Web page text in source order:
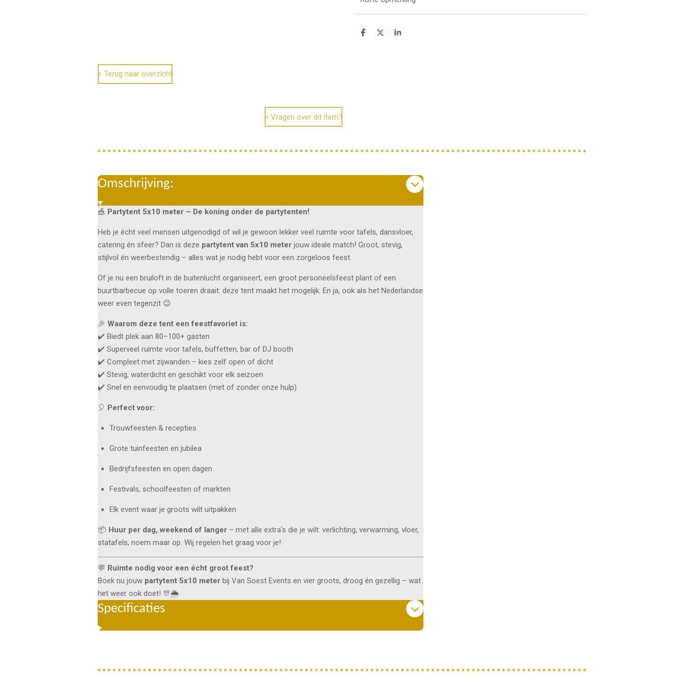
D
D
S
< Terug naar overzicht
> Vragen over dit item?
Omschrijving:
🎪 Partytent 5x10 meter – De koning onder de partytenten!
Heb je écht veel mensen uitgenodigd of wil je gewoon lekker veel ruimte voor tafels, dansvloer,
catering én sfeer? Dan is deze partytent van 5x10 meter jouw ideale match! Groot, stevig,
stijlvol én weerbestendig – alles wat je nodig hebt voor een zorgeloos feest.
Of je nu een bruiloft in de buitenlucht organiseert, een groot personeelsfeest plant of een
buurtbarbecue op volle toeren draait: deze tent maakt het mogelijk. En ja, ook als het Nederlandse
weer even tegenzit 😉
🎉 Waarom deze tent een feestfavoriet is:
✔️ Biedt plek aan 80–100+ gasten
✔️ Superveel ruimte voor tafels, buffetten, bar of DJ booth
✔️ Compleet met zijwanden – kies zelf open of dicht
✔️ Stevig, waterdicht en geschikt voor elk seizoen
✔️ Snel en eenvoudig te plaatsen (met of zonder onze hulp)
🎈 Perfect voor:
Trouwfeesten & recepties
Grote tuinfeesten en jubilea
Bedrijfsfeesten en open dagen
Festivals, schoolfeesten of markten
Elk event waar je groots wilt uitpakken
📦 Huur per dag, weekend of langer – met alle extra's die je wilt: verlichting, verwarming, vloer,
statafels, noem maar op. Wij regelen het graag voor je!
💬 Ruimte nodig voor een écht groot feest?
Boek nu jouw partytent 5x10 meter bij Van Soest Events en vier groots, droog én gezellig – wat
het weer ook doet! 🎊🌦️
Specificaties